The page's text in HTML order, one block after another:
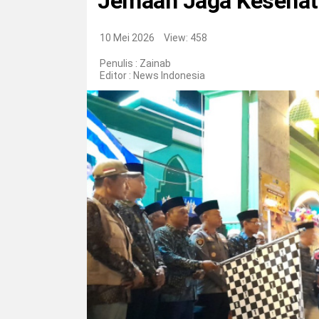
10 Mei 2026 View: 458
Penulis : Zainab
Editor : News Indonesia